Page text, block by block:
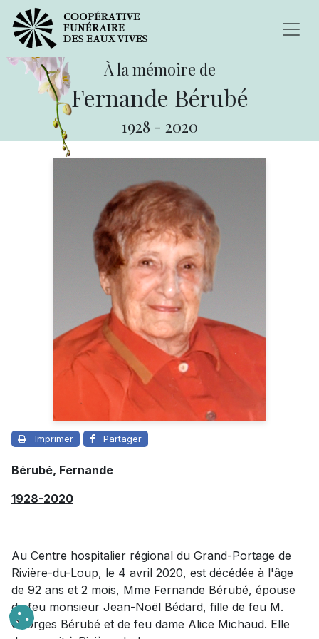
À la mémoire de
Fernande Bérubé
1928 - 2020
Imprimer Partager
Bérubé, Fernande
1928-2020
Au Centre hospitalier régional du Grand-Portage de
Rivière-du-Loup, le 4 avril 2020, est décédée à l'âge
de 92 ans et 2 mois, Mme Fernande Bérubé, épouse
de feu monsieur Jean-Noël Bédard, fille de feu M.
Georges Bérubé et de feu dame Alice Michaud. Elle